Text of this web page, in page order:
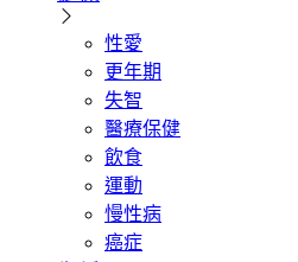
性愛
更年期
失智
醫療保健
飲食
運動
慢性病
癌症